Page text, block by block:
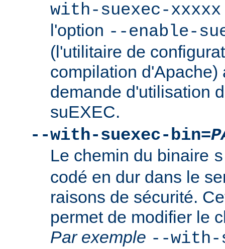
with-suexec-xxxxx
l'option --enable-
(l'utilitaire de
compilation d'Apache)
demande d'utilisation
suEXEC.
--with-suexec-bin=
Le chemin du binaire
codé en dur dans le
raisons de sécurité.
permet de modifier le
Par exemple --with-